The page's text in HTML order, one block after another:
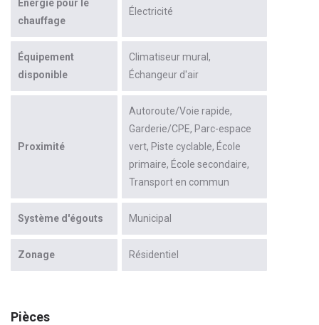
Énergie pour le
chauffage
Électricité
Équipement
disponible
Climatiseur mural
Échangeur d'air
Proximité
Autoroute/Voie rapide
Garderie/CPE Parc-espace
vert Piste cyclable École
primaire École secondaire
Transport en commun
Système d'égouts Municipal
Zonage Résidentiel
Pièces